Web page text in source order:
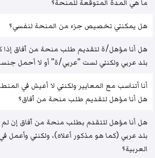
هل يمكنني تخصيص جزء من المنحة لنفسي؟
هل أنا مؤهل/ة لتقديم طلب منحة من آفاق
بلد عربي ولكنني لست "عربي/ة" أو لا أحمل
أنا أتناسب مع المعايير ولكنني لا أعيش في
هل أنا مؤهل لتقديم طلب منحة من آفاق؟
هل أنا مؤهل للتقدم بطلب منحة من آفاق إن
بلد عربي (كما هو مذكور أعلاه)، ولكنني وأعمل
العربية؟